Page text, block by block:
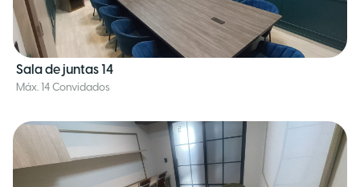
Sala de juntas 14
Máx. 14 Convidados